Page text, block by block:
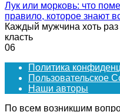
Лук или морковь: что
правило, которое знают
Каждый мужчина хоть
класть
06
Политика
Пользовательское
Наши авторы
По всем возникшим